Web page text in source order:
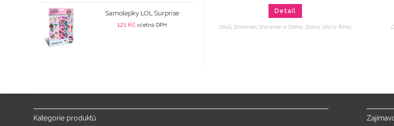
Detail
Dívčí, Shimmer, Shimmer a Shine, Shine, Veci z filmu
Samolepky LOL Surprise
121 Kč včetně DPH
Kategorie produktů